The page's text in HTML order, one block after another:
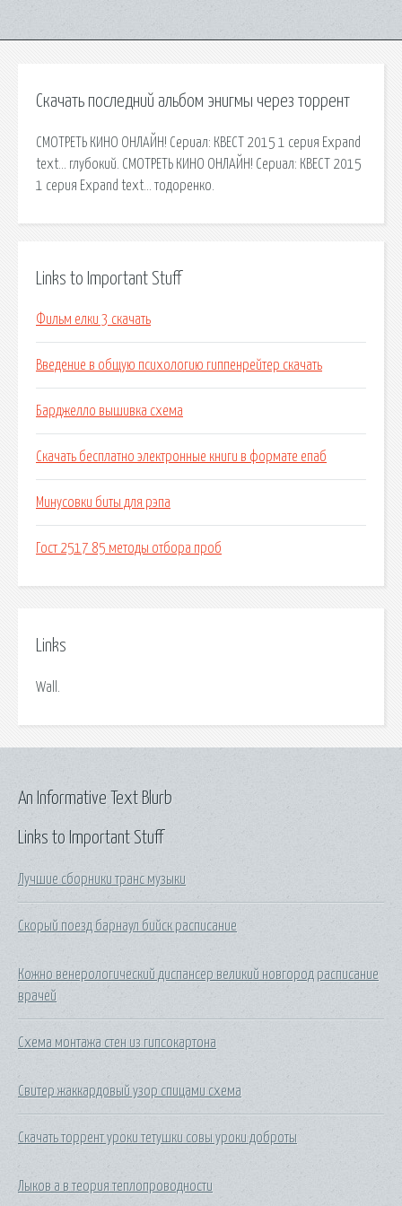
Скачать последний альбом энигмы через торрент
СМОТРЕТЬ КИНО ОНЛАЙН! Сериал: КВЕСТ 2015 1 серия Expand
text… глубокий. СМОТРЕТЬ КИНО ОНЛАЙН! Сериал: КВЕСТ 2015
1 серия Expand text… тодоренко.
Links to Important Stuff
Фильм елки 3 скачать
Введение в общую психологию гиппенрейтер скачать
Барджелло вышивка схема
Скачать бесплатно электронные книги в формате епаб
Минусовки биты для рэпа
Гост 2517 85 методы отбора проб
Links
Wall.
Links to Important Stuff
Лучшие сборники транс музыки
Скорый поезд барнаул бийск расписание
Кожно венерологический диспансер великий новгород расписание
врачей
Схема монтажа стен из гипсокартона
Свитер жаккардовый узор спицами схема
Скачать торрент уроки тетушки совы уроки доброты
Лыков а в теория теплопроводности
An Informative Text Blurb